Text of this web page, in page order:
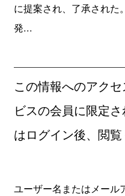
に提案され、了承された
発...
この情報へのアク
ビスの会員に限定
はログイン後、閲覧
ユーザー名またはメール